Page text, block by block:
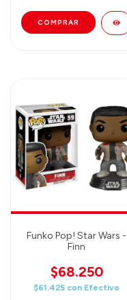
Funko Pop! Star Wars -
Finn
$68.250
$61.425 con Efectivo